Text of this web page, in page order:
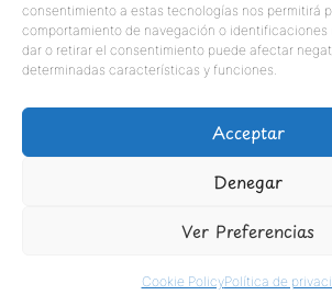
consentimiento a estas tecnologías nos permitirá
comportamiento de navegación o identificaciones
dar o retirar el consentimiento puede afectar
determinadas características y funciones.
Acceptar
Denegar
Ver Preferencias
Cookie PolicyPolítica de